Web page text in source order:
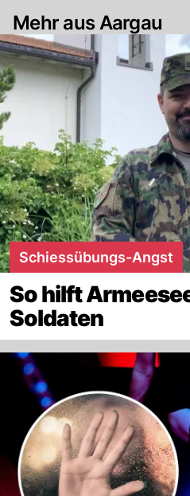
Mehr aus Aargau
Schiessübungs-Angst
So hilft
Soldaten